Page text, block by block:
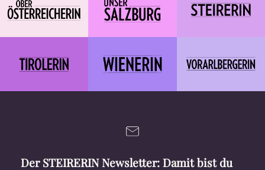
Der STEIRERIN Newsletter: Damit bist du